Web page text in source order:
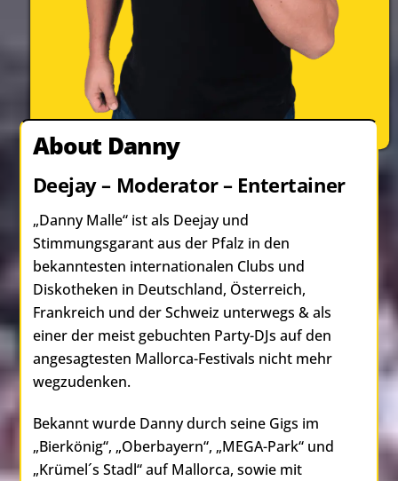
About Danny
Deejay – Moderator – Entertainer
„Danny Malle“ ist als Deejay und
Stimmungsgarant aus der Pfalz in den
bekanntesten internationalen Clubs und
Diskotheken in Deutschland, Österreich,
Frankreich und der Schweiz unterwegs & als
einer der meist gebuchten Party-DJs auf den
angesagtesten Mallorca-Festivals nicht mehr
wegzudenken.
Bekannt wurde Danny durch seine Gigs im
„Bierkönig“, „Oberbayern“, „MEGA-Park“ und
„Krümel´s Stadl“ auf Mallorca, sowie mit